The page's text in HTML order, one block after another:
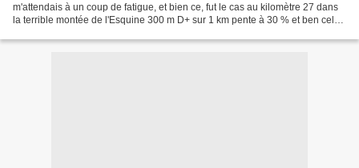
m'attendais à un coup de fatigue, et bien ce, fut le cas au kilomètre 27 dans
la terrible montée de l'Esquine 300 m D+ sur 1 km pente à 30 % et ben cela